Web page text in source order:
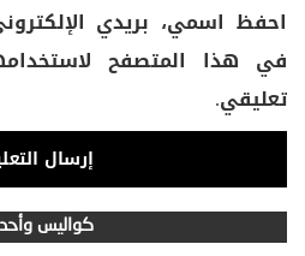
احفظ اسمي، بريدي
في هذا المتصفح
تعليقي.
كواليس